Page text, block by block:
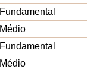
Fundamental
Médio
Fundamental
Médio